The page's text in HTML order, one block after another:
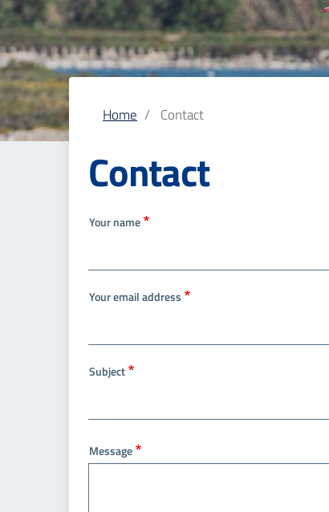
Home Contact
Contact
Your name
Your email address
Subject
Message